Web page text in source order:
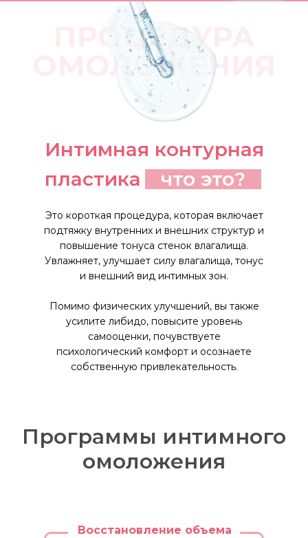
двигательного аппарата (сколлиоз,
заболевание суставов,
плоскостопие, артрозы, репозиции
костей, искривление конечностей
Единственный в своей
сфере врач, практикующий
глубокое всестороннее
помощи инновационных
методик «Пептиды
Хавинсона»
Является разработчиком
авторской методики
«внедрение биопротеза»
на основе стволовых
клеток
ПРОЦЕДУРА
ОМОЛОЖЕНИЯ
Интимная контурная
пластика
что это?
Это короткая процедура, которая включает
подтяжку внутренних и внешних структур и
повышение тонуса стенок влагалища.
Увлажняет, улучшает силу влагалища, тонус
и внешний вид интимных зон.
Помимо физических улучшений, вы также
усилите либидо, повысите уровень
самооценки, почувствуете
психологический комфорт и осознаете
собственную привлекательность.
Программы интимного
омоложения
Восстановление объема